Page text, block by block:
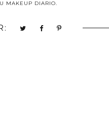
MAKEUP DIARIO.